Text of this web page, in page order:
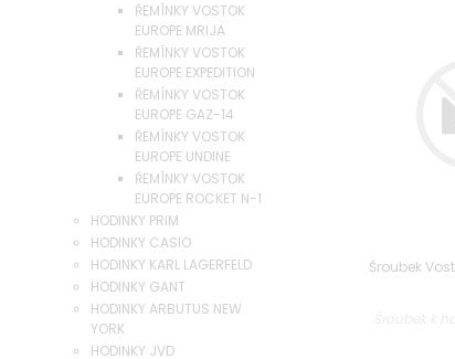
ŘEMÍNKY VOSTOK
EUROPE MRIJA
ŘEMÍNKY VOSTOK
EUROPE EXPEDITION
ŘEMÍNKY VOSTOK
EUROPE GAZ-14
ŘEMÍNKY VOSTOK
EUROPE UNDINE
ŘEMÍNKY VOSTOK
EUROPE ROCKET N-1
HODINKY PRIM
HODINKY CASIO
HODINKY KARL LAGERFELD
HODINKY GANT
HODINKY ARBUTUS NEW
YORK
HODINKY JVD
Šroubek